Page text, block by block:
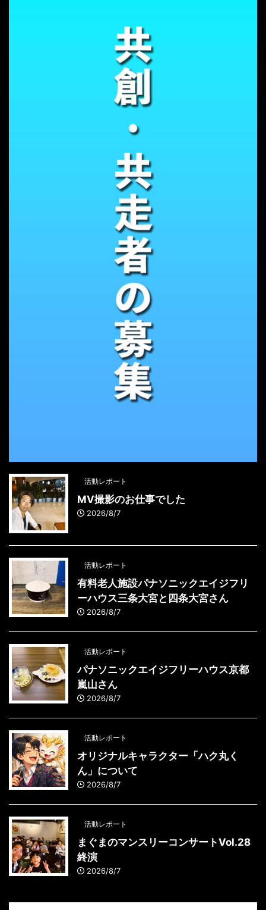
活動レポート
MV撮影のお仕事でした
2026/8/7
活動レポート
有料老人施設パナソニックエイジフリ
ーハウス三条大宮と四条大宮さん
2026/8/7
活動レポート
パナソニックエイジフリーハウス京都
嵐山さん
2026/8/7
活動レポート
オリジナルキャラクター「ハク丸く
ん」について
2026/8/7
活動レポート
まぐまのマンスリーコンサートVol.28
終演
2026/8/7